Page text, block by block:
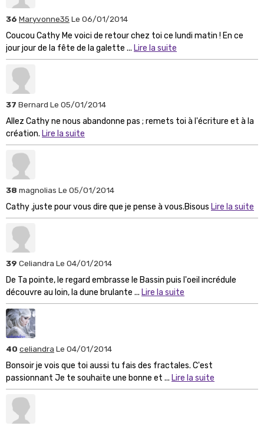
36 Maryvonne35 Le 06/01/2014
Coucou Cathy Me voici de retour chez toi ce lundi matin ! En ce
jour jour de la fête de la galette ... Lire la suite
37 Bernard Le 05/01/2014
Allez Cathy ne nous abandonne pas ; remets toi à l'écriture et à la
création. Lire la suite
38 magnolias Le 05/01/2014
Cathy ,juste pour vous dire que je pense à vous.Bisous Lire la suite
39 Celiandra Le 04/01/2014
De Ta pointe, le regard embrasse le Bassin puis l'oeil incrédule
découvre au loin, la dune brulante ... Lire la suite
40 celiandra Le 04/01/2014
Bonsoir je vois que toi aussi tu fais des fractales. C'est
passionnant Je te souhaite une bonne et ... Lire la suite